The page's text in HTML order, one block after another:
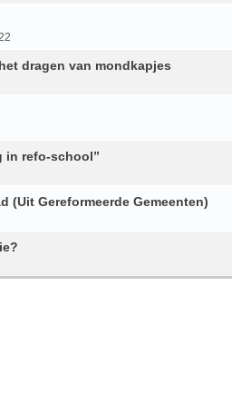
dragen van mondkapjes
in refo-school”
(Uit Gereformeerde Gemeenten)